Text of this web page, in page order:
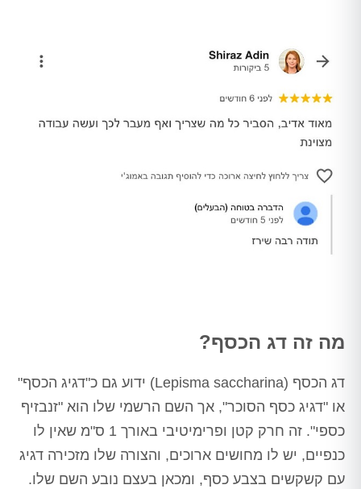
מה זה דג הכסף?
דג הכסף (Lepisma saccharina) ידוע גם כ"דגיג הכסף"
או "דגיג כסף הסוכר", אך השם הרשמי שלו הוא "זנבזיף
כספי". זה חרק קטן ופרימיטיבי באורך 1 ס"מ שאין לו
כנפיים, יש לו מחושים ארוכים, והצורה שלו מזכירה דגיג
עם קשקשים בצבע כסף, ומכאן בעצם נובע השם שלו.